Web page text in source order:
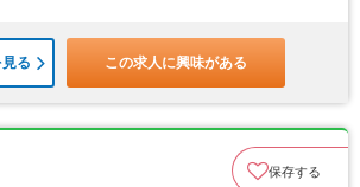
る この求人に興味がある
保存する